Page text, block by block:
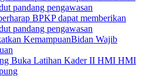
BPKP dapat memberikan
pandang pengawasan
Bidan Wajib